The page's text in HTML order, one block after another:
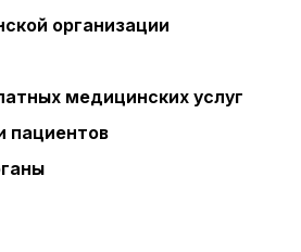
организации
медицинских услуг
пациентов